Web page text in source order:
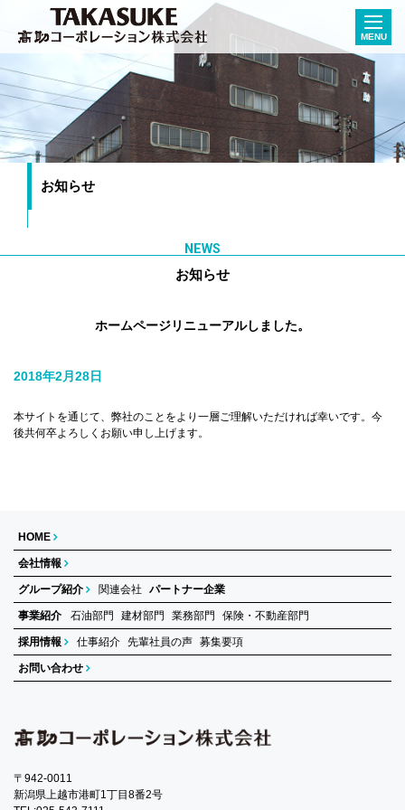
MENU
お知らせ
NEWS
お知らせ
ホームページリニューアルしました。
2018年2月28日
本サイトを通じて、弊社のことをより一層ご理解いただければ幸いです。今
後共何卒よろしくお願い申し上げます。
HOME
会社情報
グループ紹介 関連会社 パートナー企業
事業紹介 石油部門 建材部門 業務部門 保険・不動産部門
採用情報 仕事紹介 先輩社員の声 募集要項
お問い合わせ
〒942-0011
新潟県上越市港町1丁目8番2号